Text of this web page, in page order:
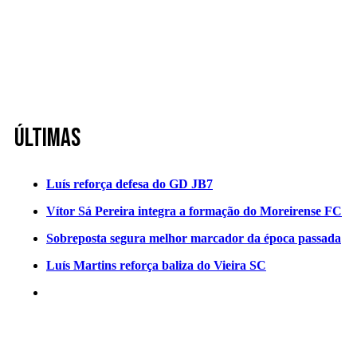
Últimas
Luís reforça defesa do GD JB7
Vítor Sá Pereira integra a formação do Moreirense FC
Sobreposta segura melhor marcador da época passada
Luís Martins reforça baliza do Vieira SC